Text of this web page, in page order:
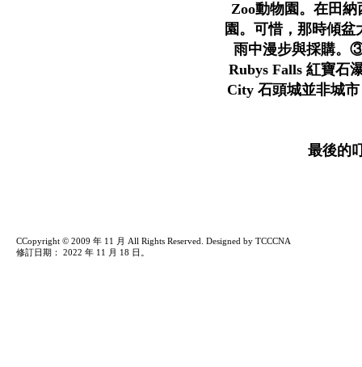
Zoo動物園。在田
園。可惜，那時傾
雨中漫步與採購。
Rubys Falls 紅寶石
City 石頭城並非城
最後的
CCopyright © 2009 年 11 月 All Rights Reserved. Designed by TCCCNA
修訂日期： 2022 年 11 月 18 日 。